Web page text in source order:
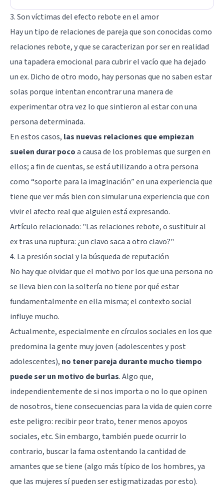
3. Son víctimas del efecto rebote en el amor
Hay un tipo de relaciones de pareja que son conocidas como
relaciones rebote, y que se caracterizan por ser en realidad
una tapadera emocional para cubrir el vacío que ha dejado
un ex. Dicho de otro modo, hay personas que no saben estar
solas porque intentan encontrar una manera de
experimentar otra vez lo que sintieron al estar con una
persona determinada.
En estos casos, las nuevas relaciones que empiezan
suelen durar pocoa causa de los problemas que surgen en
ellos; a fin de cuentas, se está utilizando a otra persona
como “soporte para la imaginación” en una experiencia que
tiene que ver más bien con simular una experiencia que con
vivir el afecto real que alguien está expresando.
Artículo relacionado: "Las relaciones rebote, o sustituir al
ex tras una ruptura: ¿un clavo saca a otro clavo?"
4. La presión social y la búsqueda de reputación
No hay que olvidar que el motivo por los que una persona no
se lleva bien con la soltería no tiene por qué estar
fundamentalmente en ella misma; el contexto social
influye mucho.
Actualmente, especialmente en círculos sociales en los que
predomina la gente muy joven (adolescentes y post
adolescentes), no tener pareja durante mucho tiempo
puede ser un motivo de burlas. Algo que,
independientemente de si nos importa o no lo que opinen
de nosotros, tiene consecuencias para la vida de quien corre
este peligro: recibir peor trato, tener menos apoyos
sociales, etc. Sin embargo, también puede ocurrir lo
contrario, buscar la fama ostentando la cantidad de
amantes que se tiene (algo más típico de los hombres, ya
que las mujeres sí pueden ser estigmatizadas por esto).